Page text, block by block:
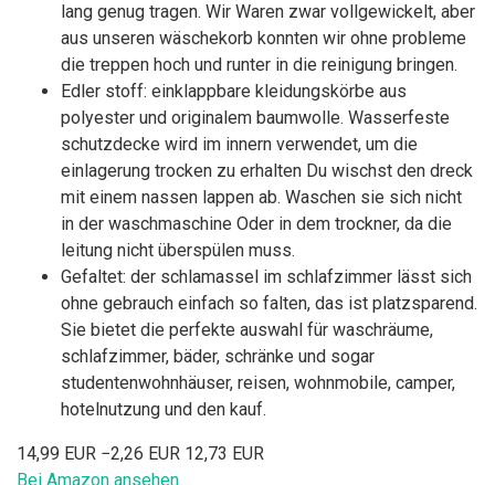
lang genug tragen. Wir Waren zwar vollgewickelt, aber
aus unseren wäschekorb konnten wir ohne probleme
die treppen hoch und runter in die reinigung bringen.
Edler stoff: einklappbare kleidungskörbe aus
polyester und originalem baumwolle. Wasserfeste
schutzdecke wird im innern verwendet, um die
einlagerung trocken zu erhalten Du wischst den dreck
mit einem nassen lappen ab. Waschen sie sich nicht
in der waschmaschine Oder in dem trockner, da die
leitung nicht überspülen muss.
Gefaltet: der schlamassel im schlafzimmer lässt sich
ohne gebrauch einfach so falten, das ist platzsparend.
Sie bietet die perfekte auswahl für waschräume,
schlafzimmer, bäder, schränke und sogar
studentenwohnhäuser, reisen, wohnmobile, camper,
hotelnutzung und den kauf.
14,99 EUR −2,26 EUR 12,73 EUR
Bei Amazon ansehen